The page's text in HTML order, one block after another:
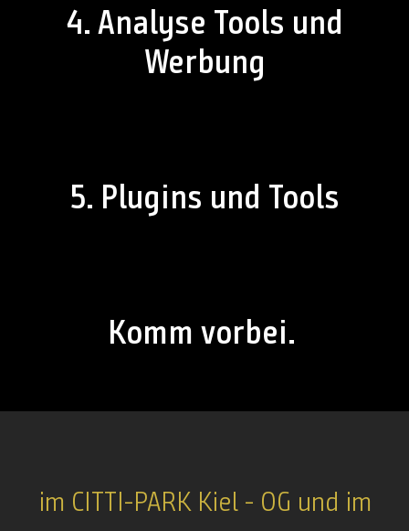
4. Analyse Tools und
Werbung
5. Plugins und Tools
Komm vorbei.
im CITTI-PARK Kiel - OG und im